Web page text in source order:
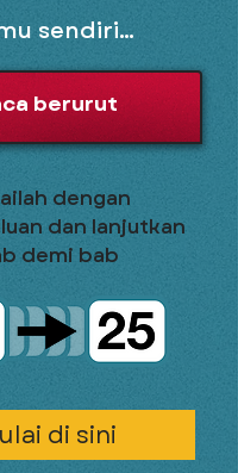
sendiri...
berurut
dengan
dan lanjutkan
demi bab
di sini